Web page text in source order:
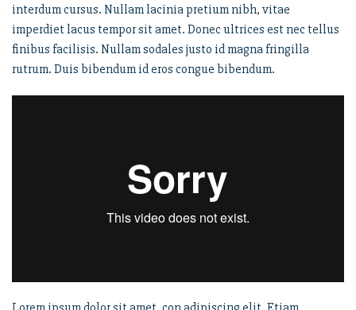
interdum cursus. Nullam lacinia pretium nibh, vitae
imperdiet lacus tempor sit amet. Donec ultrices est nec tellus
finibus facilisis. Nullam sodales justo id magna fringilla
rutrum. Duis bibendum id eros congue bibendum.